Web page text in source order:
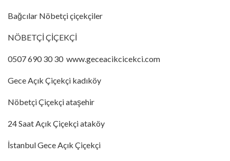
Bağcılar Nöbetçi çiçekçiler
NÖBETÇİ ÇİÇEKÇİ
0507 690 30 30 www.geceacikcicekci.com
Gece Açık Çiçekçi kadıköy
Nöbetçi Çiçekçi ataşehir
24 Saat Açık Çiçekçi ataköy
İstanbul Gece Açık Çiçekçi